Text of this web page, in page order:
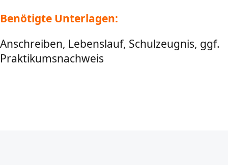
Benötigte Unterlagen:
Anschreiben, Lebenslauf, Schulzeugnis, ggf.
Praktikumsnachweis